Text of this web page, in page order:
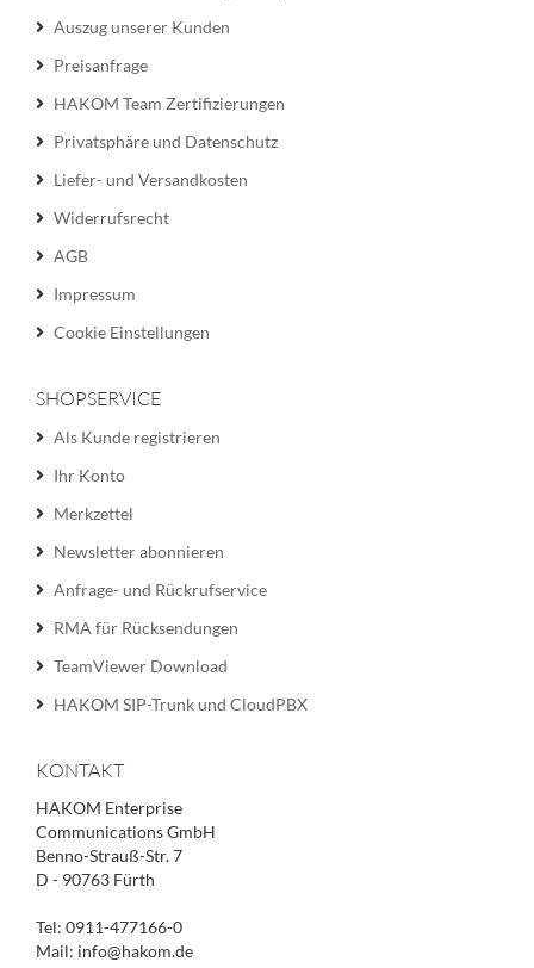
Auszug unserer Kunden
Preisanfrage
HAKOM Team Zertifizierungen
Privatsphäre und Datenschutz
Liefer- und Versandkosten
Widerrufsrecht
AGB
Impressum
Cookie Einstellungen
SHOPSERVICE
Als Kunde registrieren
Ihr Konto
Merkzettel
Newsletter abonnieren
Anfrage- und Rückrufservice
RMA für Rücksendungen
TeamViewer Download
HAKOM SIP-Trunk und CloudPBX
KONTAKT
HAKOM Enterprise
Communications GmbH
Benno-Strauß-Str. 7
D - 90763 Fürth
Tel: 0911-477166-0
Mail: info@hakom.de